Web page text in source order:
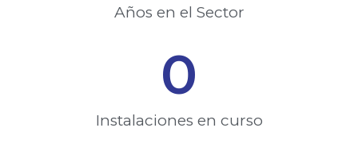
Años en el Sector
Instalaciones en curso
0